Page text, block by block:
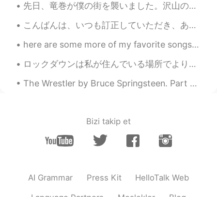
JP ENARFR
ウィグル料理って何ですか？？
Faustine 2021.01.23 07:02
2021.01.23 06:21
EN
pepper?
先日、竜巻が僕の街を襲いました。沢山の木が吹き倒されてしまった。みんなは何らかの自然災害を経験したことがある？ The other day a tornado swept through my...
こんばんは、いつも訂正していただき、ありがとうございます。私は日常生活から聞いた言葉を丸暗記しています。前のホストで面倒いはslangで、面倒くさいは正しいですね。勉強になりました。👏さっきまで...
here are some more of my favorite songs! please give them a listen 🙃😁 please give song recommenda...
ロックダウンは私が住んでいる場所でより厳しくなっています。 4月末まで延長されます。 また、外出は一定時間しかできません。 このウイルスがすぐになくなることを祈ります。🚫🦠🙏🙏🙏 The l...
The Wrestler by Bruce Springsteen. Part 3 of 3. These things that have comforted me I drive awa...
Bizi takip et
AI Grammar Press Kit HelloTalk Web